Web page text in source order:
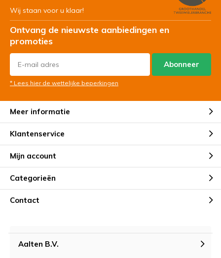
Wij staan voor u klaar!
Ontvang de nieuwste aanbiedingen en
promoties
Abonneer
* Lees hier de wettelijke beperkingen
Meer informatie
Klantenservice
Mijn account
Categorieën
Contact
Aalten B.V.